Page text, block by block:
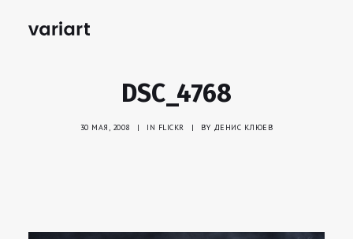
DSC_4768
30 МАЯ, 2008 | IN FLICKR | BY ДЕНИС КЛЮЕВ